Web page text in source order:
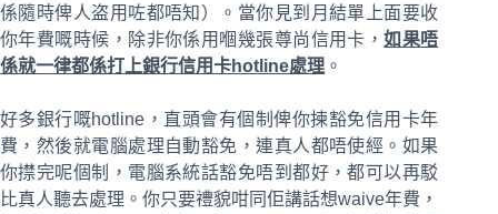
係隨時俾人盗用咗都唔知）。當你見到月結單上面要收
你年費嘅時候，除非你係用嗰幾張尊尚信用卡，如果唔
係就一律都係打上銀行信用卡hotline處理 。
好多銀行嘅hotline，直頭會有個制俾你揀豁免信用卡年
費，然後就電腦處理自動豁免，連真人都唔使經。如果
你㩒完呢個制，電腦系統話豁免唔到都好，都可以再駁
比真人聽去處理。你只要禮貌咁同佢講話想waive年費，